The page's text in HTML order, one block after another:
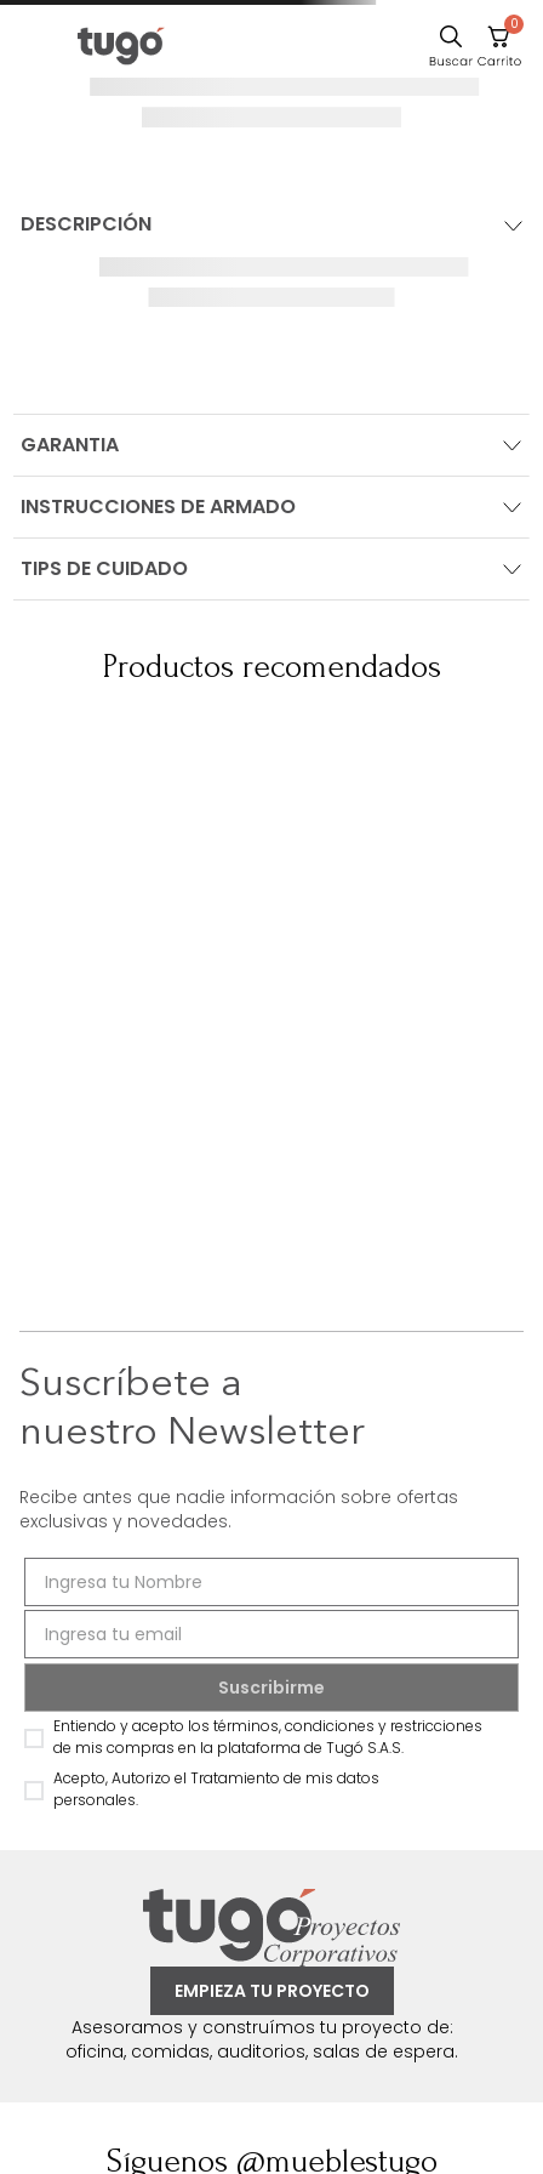
0
DESCRIPCIÓN
GARANTIA
INSTRUCCIONES DE ARMADO
TIPS DE CUIDADO
Productos recomendados
Suscríbete a
nuestro Newsletter
Recibe antes que nadie información sobre ofertas
exclusivas y novedades.
Entiendo y acepto los términos, condiciones y restricciones
de mis compras en la plataforma de Tugó S.A.S.
Acepto, Autorizo el Tratamiento de mis datos
personales.
EMPIEZA TU PROYECTO
Asesoramos y construímos tu proyecto de:
oficina, comidas, auditorios, salas de espera.
Síguenos @mueblestugo